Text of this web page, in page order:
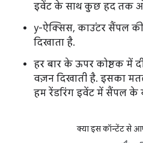
इवेंट के साथ कुछ हद तक
y-ऐक्सिस, काउंटर सैंपल की
दिखाता है.
हर बार के ऊपर कोष्ठक में
वज़न दिखाती है. इसका
हम रेंडरिंग इवेंट में सैंपल के
क्या इस कॉन्टेंट से